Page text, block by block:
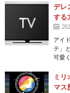
デレ
する
アイ
テ」
可愛
ミリ
マス